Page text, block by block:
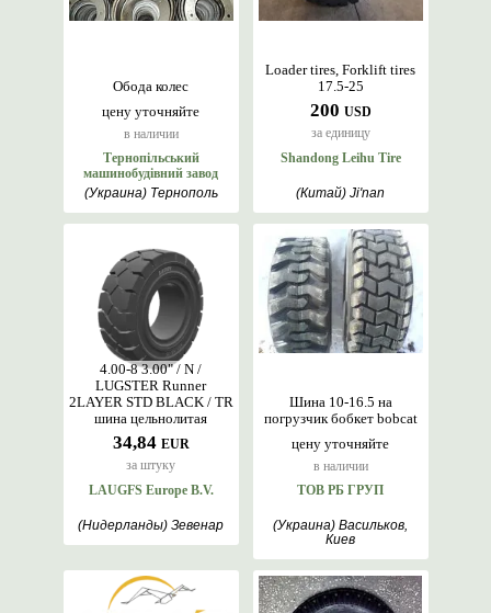
цену уточняйте
в наличии
Обода колес
Тернопільський
машинобудівний завод
(Украина) Тернополь
200 USD
за единицу
Loader tires, Forklift tires
17.5-25
Shandong Leihu Tire
(Китай) Ji'nan
34,84 EUR
за штуку
4.00-8 3.00" / N /
LUGSTER Runner
2LAYER STD BLACK / TR
шина цельнолитая
LAUGFS Europe B.V.
(Нидерланды) Зевенар
цену уточняйте
в наличии
Шина 10-16.5 на
погрузчик бобкет bobcat
ТОВ РБ ГРУП
(Украина) Васильков,
Киев